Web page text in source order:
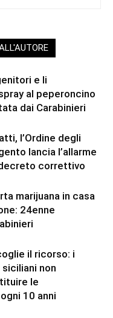
e li
al peperoncino
dai Carabinieri
l’Ordine degli
lancia l’allarme
correttivo
marijuana in casa
24enne
il ricorso: i
non
le
10 anni